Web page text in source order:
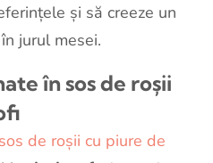
și să creeze un
jurul mesei.
în sos de roșii
de roșii cu piure de